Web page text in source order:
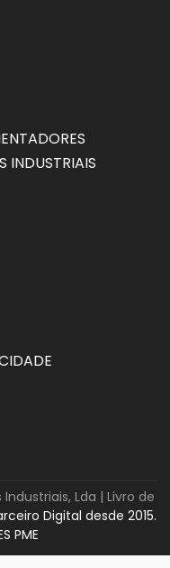
INDUSTRIAIS
Industriais, Lda | Livro de
Digital desde 2015.
PME